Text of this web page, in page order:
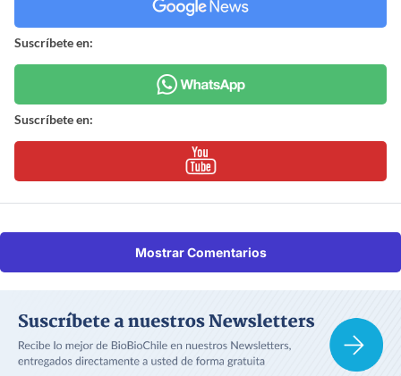
Suscríbete en:
Suscríbete en:
Mostrar Comentarios